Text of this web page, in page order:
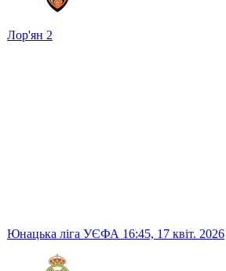
Лор'ян 2
Юнацька ліга УЄФА 16:45, 17 квіт. 2026